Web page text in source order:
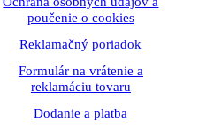
poučenie o cookies
Reklamačný poriadok
Formulár na vrátenie a
reklamáciu tovaru
Dodanie a platba